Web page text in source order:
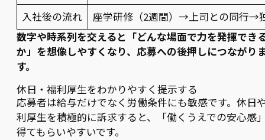
入社後の流れ
座学研修（2週間）→上司との同行→
数字や時系列を交えると「どんな場面で力を発揮でき
か」を想像しやすくなり、応募への後押しにつながり
す。
休日・福利厚生をわかりやすく提示する
応募者は給与だけでなく労働条件にも敏感です。休日
利厚生を積極的に訴求すると、「働くうえでの安心感
得てもらいやすいです。